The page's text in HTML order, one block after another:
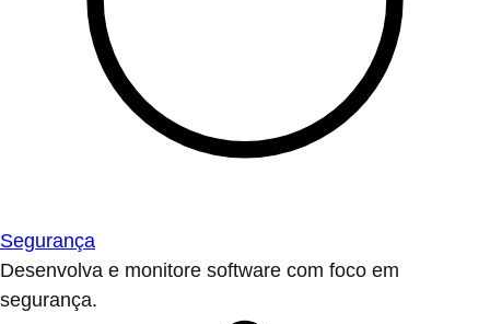
Segurança
Desenvolva e monitore software com foco em
segurança.